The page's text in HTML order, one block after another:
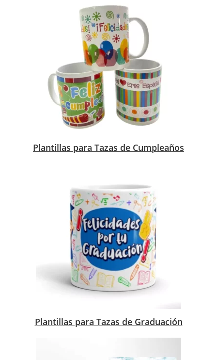
Plantillas para Tazas de Cumpleaños
Plantillas para Tazas de Graduación